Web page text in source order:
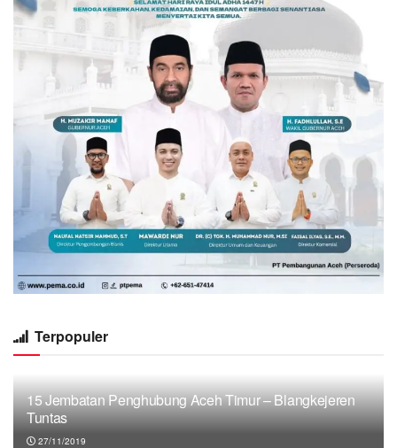
Terpopuler
15 Jembatan Penghubung Aceh Timur – Blangkejeren
Tuntas
27/11/2019